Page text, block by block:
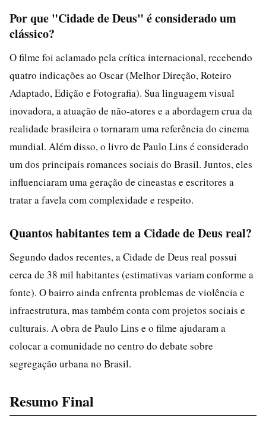
Por que "Cidade de Deus" é considerado um
clássico?
O filme foi aclamado pela crítica internacional, recebendo
quatro indicações ao Oscar (Melhor Direção, Roteiro
Adaptado, Edição e Fotografia). Sua linguagem visual
inovadora, a atuação de não-atores e a abordagem crua da
realidade brasileira o tornaram uma referência do cinema
mundial. Além disso, o livro de Paulo Lins é considerado
um dos principais romances sociais do Brasil. Juntos, eles
influenciaram uma geração de cineastas e escritores a
tratar a favela com complexidade e respeito.
Quantos habitantes tem a Cidade de Deus real?
Segundo dados recentes, a Cidade de Deus real possui
cerca de 38 mil habitantes (estimativas variam conforme a
fonte). O bairro ainda enfrenta problemas de violência e
infraestrutura, mas também conta com projetos sociais e
culturais. A obra de Paulo Lins e o filme ajudaram a
colocar a comunidade no centro do debate sobre
segregação urbana no Brasil.
Resumo Final